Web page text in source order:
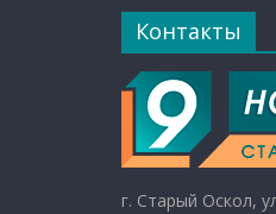
Контакты
г. Старый Оскол,